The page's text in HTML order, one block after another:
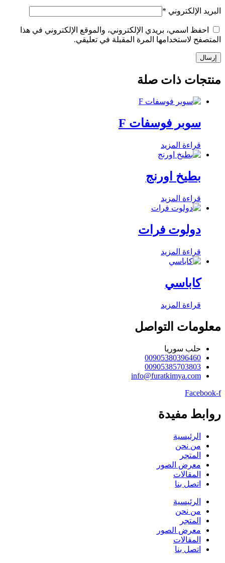
البريد الإلكتروني *
احفظ اسمي، بريدي الإلكتروني، والموقع الإلكتروني في هذا
المتصفح لاستخدامها المرة المقبلة في تعليقي.
منتجات ذات صلة
سوبر فوسفات F
قراءة المزيد
بطيخ اورنج
قراءة المزيد
دولوت فرات
قراءة المزيد
كاباسي
قراءة المزيد
معلومات التواصل
حلب سوريا
00905380396460
00905385703803
info@furatkimya.com
Facebook-f
روابط مفيدة
الرئيسية
من نحن
المتجر
معرض الصور
المقالات
اتصل بنا
الرئيسية
من نحن
المتجر
معرض الصور
المقالات
اتصل بنا